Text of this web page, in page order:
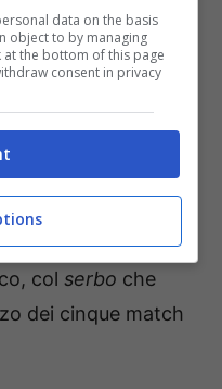
Ansa Foto.
equilibrato.
e c’è bisogno di
l’esito.
col serbo che
dei cinque match
data on the basis
object to by managing
the bottom of this page
consent in privacy